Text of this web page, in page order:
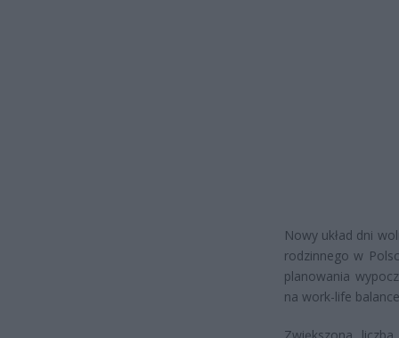
Nowy układ dni
rodzinnego w
planowania
na work-life